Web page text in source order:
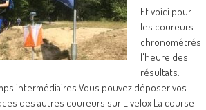
Et voici pour
les coureurs
chronométrés
l'heure des
résultats.
intermédiaires Vous pouvez déposer vos
des autres coureurs sur Livelox La course